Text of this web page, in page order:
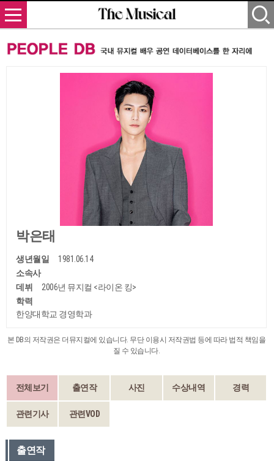
박은태
생년월일
1981.06.14
소속사
데뷔
2006년 뮤지컬 <라이온 킹>
학력
한양대학교 경영학과
본 DB의 저작권은 더뮤지컬에 있습니다. 무단 이용시 저작권법 등에 따라 법적 책임을
질 수 있습니다.
전체보기 출연작 사진 수상내역 경력
관련기사 관련VOD
출연작